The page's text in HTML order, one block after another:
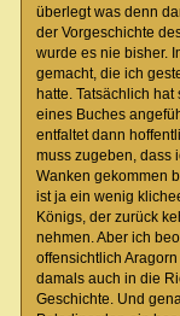
überlegt was denn
der Vorgeschichte
wurde es nie bisher.
gemacht, die ich
hatte. Tatsächlich
eines Buches
entfaltet dann
muss zugeben, dass
Wanken gekommen
ist ja ein wenig
Königs, der zurück
nehmen. Aber ich
offensichtlich
damals auch in die
Geschichte. Und